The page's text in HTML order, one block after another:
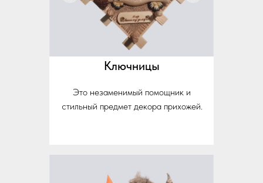
Ключницы
Это незаменимый помощник и
стильный предмет декора прихожей.